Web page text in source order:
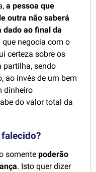
a pessoa que
outra não saberá
dado ao final da
negocia com o
certeza sobre os
partilha, sendo
ao invés de um bem
dinheiro
do valor total da
somentepoderão
. Isto quer dizer